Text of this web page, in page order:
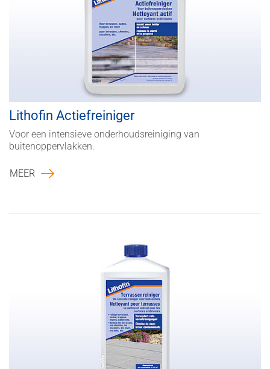
Lithofin Actiefreiniger
Voor een intensieve onderhoudsreiniging van
buitenoppervlakken.
MEER